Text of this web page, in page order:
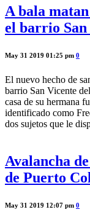
A bala
el barrio San
May 31 2019 01:25 pm 0
El nuevo hecho de
barrio San Vicente
casa de su hermana
identificado como
dos sujetos que le
Avalancha
de Puerto
May 31 2019 12:07 pm 0